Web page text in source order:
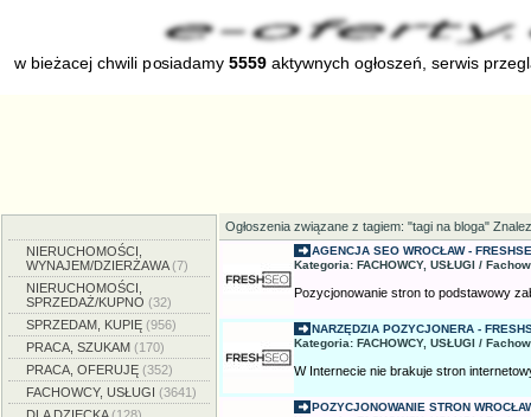
w bieżacej chwili posiadamy5559 aktywnych ogłoszeń, serwis
NIERUCHOMOŚCI,
WYNAJEM/DZIERŻAWA(7)
NIERUCHOMOŚCI,
SPRZEDAŻ/KUPNO (32)
SPRZEDAM, KUPIĘ (956)
PRACA, SZUKAM (170)
PRACA, OFERUJĘ (352)
FACHOWCY, USŁUGI (3641)
Ogłoszenia związane z tagiem: "tagi na bloga"
AGENCJA SEO WROCŁAW -
Kategoria: FACHOWCY, USŁUGI /
Pozycjonowanie stron to podstawowy
NARZĘDZIA POZYCJONERA -
Kategoria: FACHOWCY, USŁUGI /
W Internecie nie brakuje stron
POZYCJONOWANIE STRON